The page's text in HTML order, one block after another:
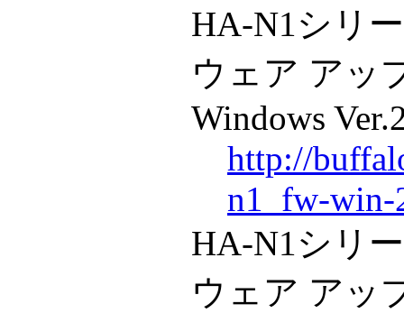
HA-N1シリ
ウェア アッ
Windows
http://
n1_fw-win-
HA-N1シリ
ウェア アッ